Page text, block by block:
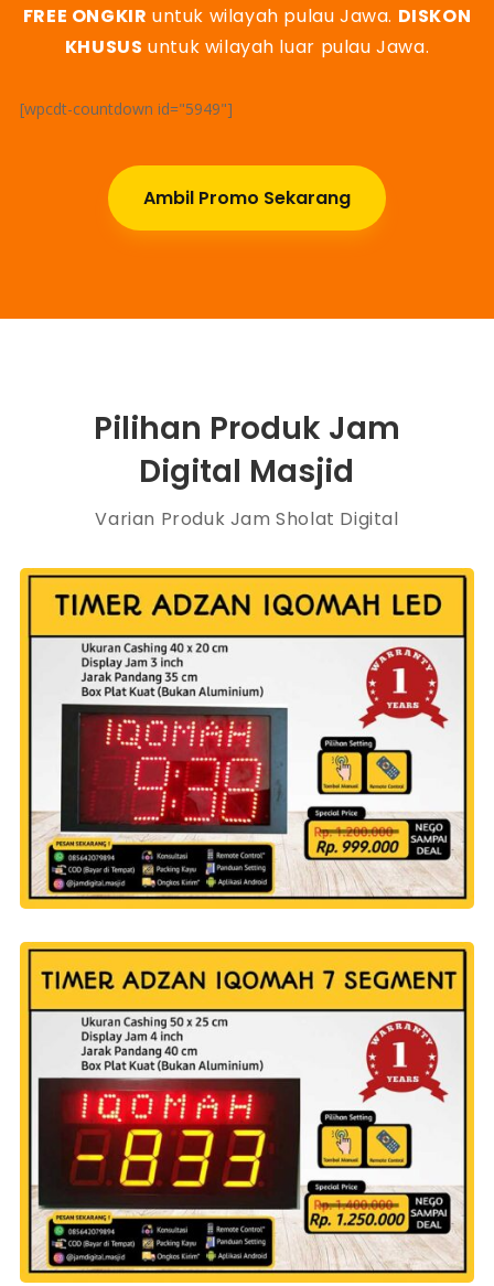
FREE ONGKIR untuk wilayah pulau Jawa. DISKON
KHUSUS untuk wilayah luar pulau Jawa.
[wpcdt-countdown id="5949"]
Ambil Promo Sekarang
Pilihan Produk Jam
Digital Masjid
Varian Produk Jam Sholat Digital